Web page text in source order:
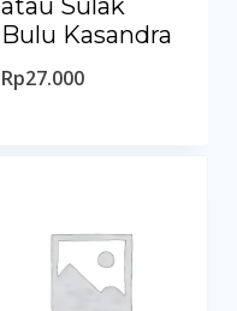
atau Sulak
Bulu Kasandra
Rp27.000